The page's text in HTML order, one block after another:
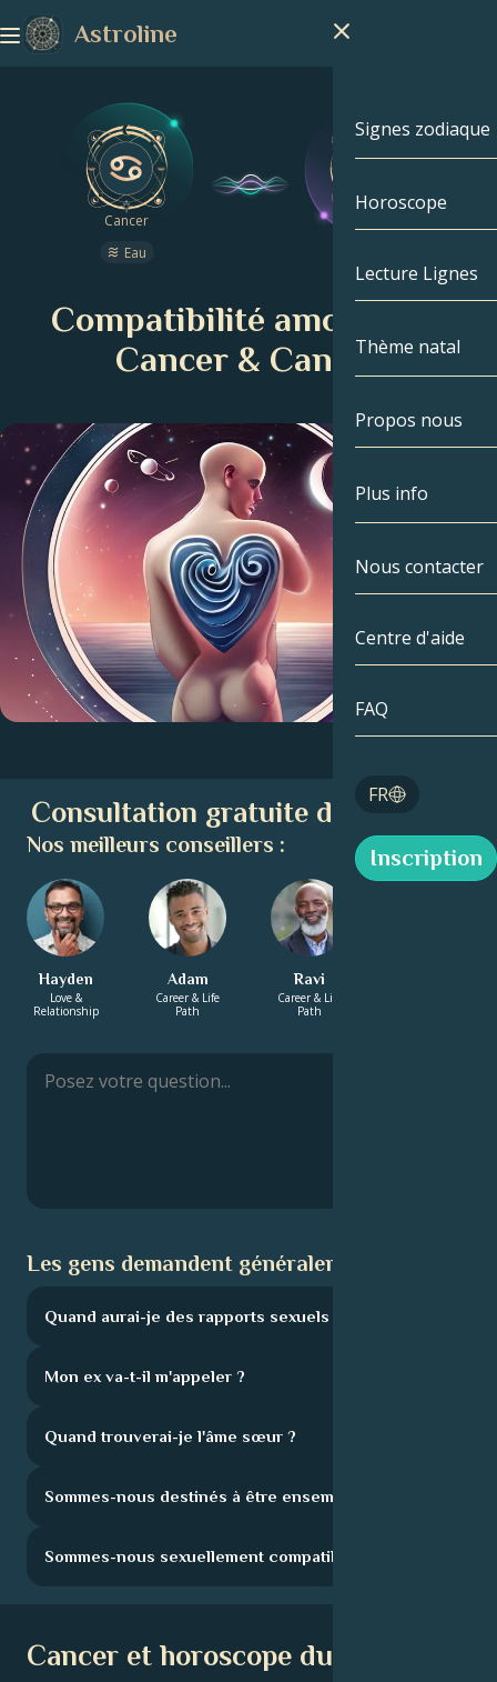
Astroline
Signes zodiaque
Signes
Capricorne
Poissons
Bélier
Taureau
Cancer
Lion
Vierge
Sagittaire
Horoscope
Lecture Lignes
Thème natal
Thème natal
Célébrités
Propos nous
Plus info
Compatibilité
Tarot
Nombres
Nous contacter
Centre d'aide
FAQ
FR
English
Inscription
Cancer
Eau
Compatibilité amoureuse
Cancer & Cancer
Consultation gratuite d'astrologie
Nos meilleurs conseillers :
Hayden
Love &
Relationship
Adam
Career & Life
Path
Ravi
Career & Life
Path
Les gens demandent généralement :
Quand aurai-je des rapports sexuels ?
Mon ex va-t-il m'appeler ?
Quand trouverai-je l'âme sœur ?
Sommes-nous destinés à être ensemble ?
Sommes-nous sexuellement compatibles ?
Cancer et horoscope du cancer